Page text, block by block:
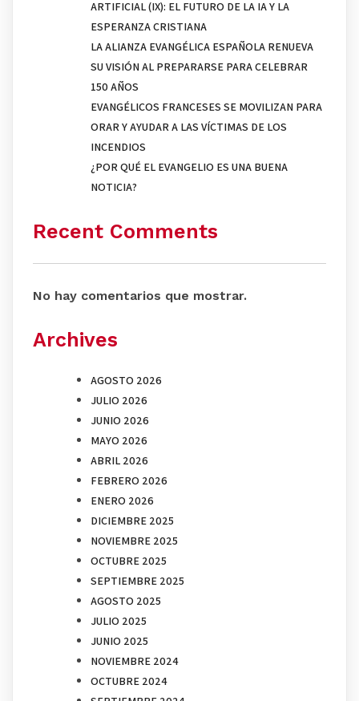
ARTIFICIAL (IX): EL FUTURO DE LA IA Y LA
ESPERANZA CRISTIANA
LA ALIANZA EVANGÉLICA ESPAÑOLA RENUEVA
SU VISIÓN AL PREPARARSE PARA CELEBRAR
150 AÑOS
EVANGÉLICOS FRANCESES SE MOVILIZAN PARA
ORAR Y AYUDAR A LAS VÍCTIMAS DE LOS
INCENDIOS
¿POR QUÉ EL EVANGELIO ES UNA BUENA
NOTICIA?
Recent Comments
No hay comentarios que mostrar.
Archives
AGOSTO 2026
JULIO 2026
JUNIO 2026
MAYO 2026
ABRIL 2026
FEBRERO 2026
ENERO 2026
DICIEMBRE 2025
NOVIEMBRE 2025
OCTUBRE 2025
SEPTIEMBRE 2025
AGOSTO 2025
JULIO 2025
JUNIO 2025
NOVIEMBRE 2024
OCTUBRE 2024